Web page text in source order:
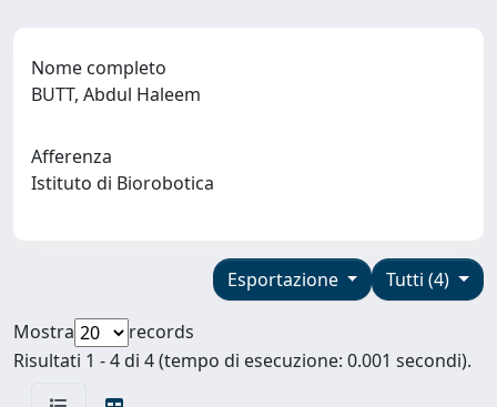
Nome completo
BUTT, Abdul Haleem
Afferenza
Istituto di Biorobotica
Tutti (4)
Esportazione
Mostra
records
Risultati 1 - 4 di 4 (tempo di esecuzione: 0.001 secondi).